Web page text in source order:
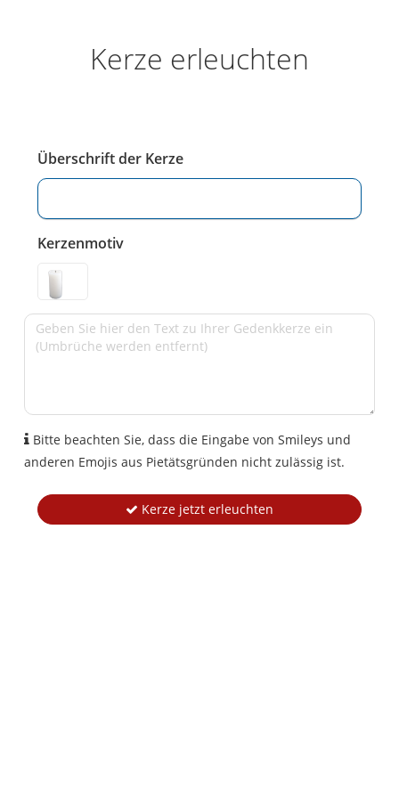
Kerze erleuchten
Überschrift der Kerze
Kerzenmotiv
Bitte beachten Sie, dass die Eingabe von Smileys und
anderen Emojis aus Pietätsgründen nicht zulässig ist.
Kerze jetzt erleuchten